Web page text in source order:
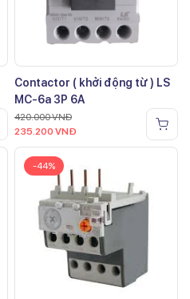
Contactor ( khởi động từ ) LS
MC-6a 3P 6A
420.000VNĐ
235.200 VNĐ
-44%